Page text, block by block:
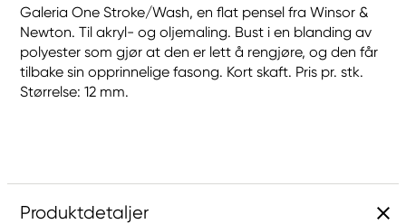
Galeria One Stroke/Wash, en flat pensel fra Winsor &
Newton. Til akryl- og oljemaling. Bust i en blanding av
polyester som gjør at den er lett å rengjøre, og den får
tilbake sin opprinnelige fasong. Kort skaft. Pris pr. stk.
Størrelse: 12 mm.
Produktdetaljer